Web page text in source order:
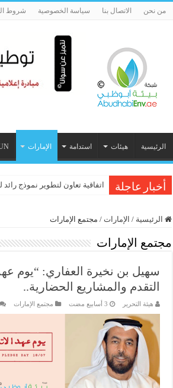
من نحن الاتصال بنا سياسة الخصوصية شروط
الرئيسية هيئات استدامة الإمارات
أخبار عاجلة اتفاقية تعاون لتطوير نموذج
الرئيسية / الإمارات / مجتمع الإمارات
مجتمع الإمارات
سهيل بن نخيرة العفاري: “يوم
التقدم والمشاريع الحضارية..
هيئة التحرير مجتمع الإمارات